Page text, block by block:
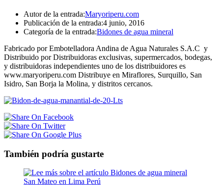
Autor de la entrada:Maryoriperu.com
Publicación de la entrada:4 junio, 2016
Categoría de la entrada:Bidones de agua mineral
Fabricado por Embotelladora Andina de Agua Naturales S.A.C y
Distribuido por Distribuidoras exclusivas, supermercados, bodegas,
y distribuidoras independientes uno de los distribuidores es
www.maryoriperu.com Distribuye en Miraflores, Surquillo, San
Isidro, San Borja la Molina, y distritos cercanos.
También podría gustarte